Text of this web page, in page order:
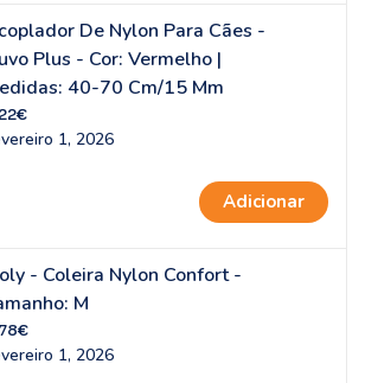
De Nylon Para Cães -
Plus - Cor: Vermelho |
40-70 Cm/15 Mm
€
1, 2026
Adicionar
- Coleira Nylon Confort -
M
€
1, 2026